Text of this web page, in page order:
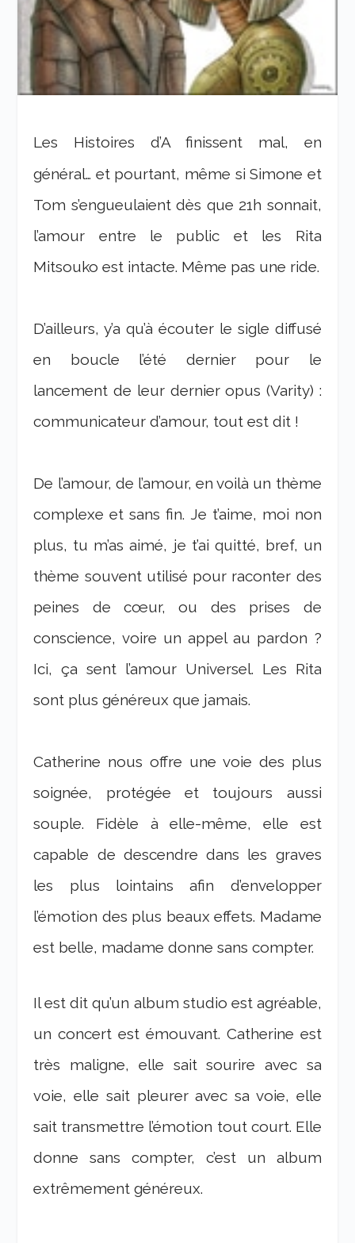
Les Histoires d’A finissent mal, en
général… et pourtant, même si Simone et
Tom s’engueulaient dès que 21h sonnait,
l’amour entre le public et les Rita
Mitsouko est intacte. Même pas une ride.
D’ailleurs, y’a qu’à écouter le sigle diffusé
en boucle l’été dernier pour le
lancement de leur dernier opus (Varity) :
communicateur d’amour, tout est dit !
De l’amour, de l’amour, en voilà un thème
complexe et sans fin. Je t’aime, moi non
plus, tu m’as aimé, je t’ai quitté, bref, un
thème souvent utilisé pour raconter des
peines de cœur, ou des prises de
conscience, voire un appel au pardon ?
Ici, ça sent l’amour Universel. Les Rita
sont plus généreux que jamais.
Catherine nous offre une voie des plus
soignée, protégée et toujours aussi
souple. Fidèle à elle-même, elle est
capable de descendre dans les graves
les plus lointains afin d’envelopper
l’émotion des plus beaux effets. Madame
est belle, madame donne sans compter.
Il est dit qu’un album studio est agréable,
un concert est émouvant. Catherine est
très maligne, elle sait sourire avec sa
voie, elle sait pleurer avec sa voie, elle
sait transmettre l’émotion tout court. Elle
donne sans compter, c’est un album
extrêmement généreux.